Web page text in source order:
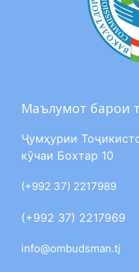
Маълумот барои
Ҷумҳурии
кӯчаи Бохтар 10
(+992 37) 2217989
(+992 37) 2217969
info@ombudsman.tj